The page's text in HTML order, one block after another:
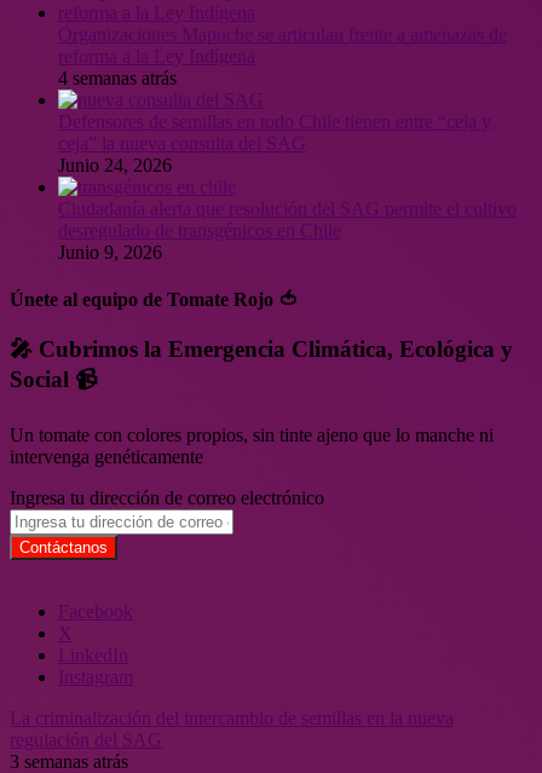
4 semanas atrás
Junio 24, 2026
Ciudadanía alerta que resolución del SAG permite el cultivo
desregulado de transgénicos en Chile
Junio 9, 2026
Únete al equipo de Tomate Rojo 🍅
🎤 Cubrimos la Emergencia Climática, Ecológica y
Social 📹
Un tomate con colores propios, sin tinte ajeno que lo manche ni
intervenga genéticamente
Ingresa tu dirección de correo electrónico
Facebook
X
LinkedIn
Instagram
La criminalización del intercambio de semillas en la nueva
regulación del SAG
3 semanas atrás